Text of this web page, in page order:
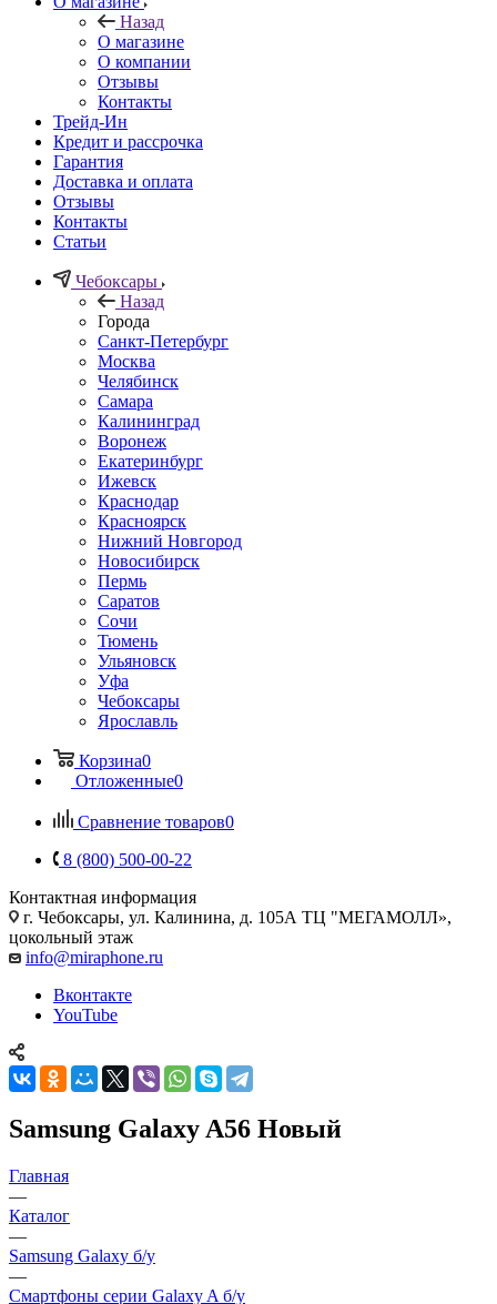
Назад
О магазине
О компании
Отзывы
Контакты
Трейд-Ин
Кредит и рассрочка
Гарантия
Доставка и оплата
Отзывы
Контакты
Статьи
Чебоксары
Назад
Города
Санкт-Петербург
Москва
Челябинск
Самара
Калининград
Воронеж
Екатеринбург
Ижевск
Краснодар
Красноярск
Нижний Новгород
Новосибирск
Пермь
Саратов
Сочи
Тюмень
Ульяновск
Уфа
Чебоксары
Ярославль
Корзина0
Отложенные0
Сравнение товаров0
8 (800) 500-00-22
Контактная информация
г. Чебоксары, ул. Калинина, д. 105А ТЦ "МЕГАМОЛЛ»,
цокольный этаж
info@miraphone.ru
Вконтакте
YouTube
Samsung Galaxy A56 Новый
Главная
—
Каталог
—
Samsung Galaxy б/у
—
Смартфоны серии Galaxy A б/у